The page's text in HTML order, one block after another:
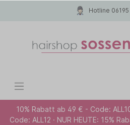
Hotline 06195
10% Rabatt ab 49 € - Code:
Code: ALL12 · NUR HEUTE: 15%